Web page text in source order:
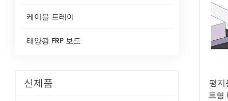
케이블 트레이
태양광 FRP 보도
신제품
평지
트형